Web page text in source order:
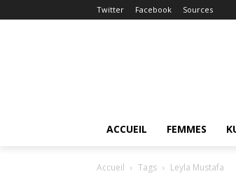
Twitter Facebook Sources
ACCUEIL FEMMES
Accueil Tags Leyla Mustafa